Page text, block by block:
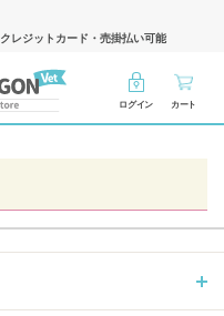
クレジットカード・売掛払い可能
ログイン カート